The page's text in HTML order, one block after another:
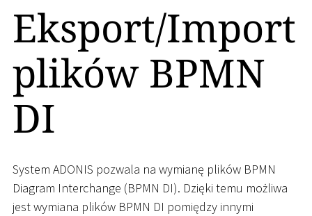
Eksport/Import
plików BPMN
DI
System ADONIS pozwala na wymianę plików BPMN
Diagram Interchange (BPMN DI). Dzięki temu możliwa
jest wymiana plików BPMN DI pomiędzy innymi